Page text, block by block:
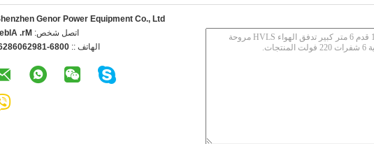
Genor Power Equipment Co., Ltd.
اتصل شخص: Albert
الهاتف :: 18926068265